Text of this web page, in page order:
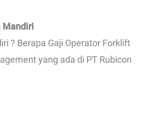
Mandiri
? Berapa Gaji Operator Forklift
yang ada di PT Rubicon